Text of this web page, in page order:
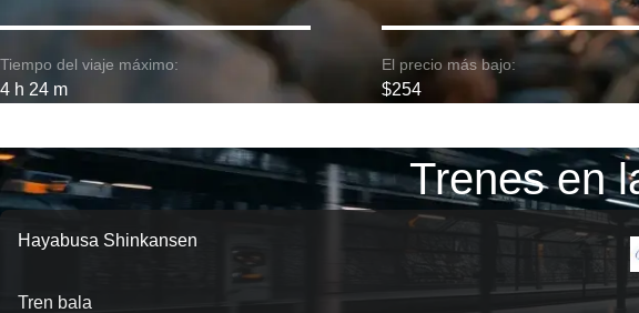
Tiempo del viaje máximo:
4 h 24 m
El precio más bajo:
$254
Trenes en
Hayabusa Shinkansen
Tren bala